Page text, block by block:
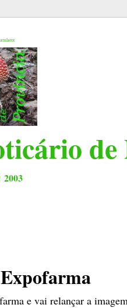
2003
e vai relançar a